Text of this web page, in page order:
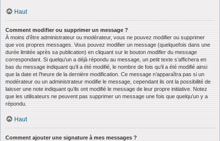
Haut
Comment modifier ou supprimer un message ?
À moins d’être administrateur ou modérateur, vous ne pouvez modifier ou supprimer
que vos propres messages. Vous pouvez modifier un message (quelquefois dans une
durée limitée après sa publication) en cliquant sur le bouton modifier du message
correspondant. Si quelqu’un a déjà répondu au message, un petit texte s’affichera en
bas du message indiquant qu’il a été modifié, le nombre de fois qu’il a été modifié ainsi
que la date et l’heure de la dernière modification. Ce message n’apparaîtra pas si un
modérateur ou un administrateur modifie le message, cependant ils ont la possibilité de
laisser une note indiquant qu’ils ont modifié le message de leur propre initiative. Notez
que les utilisateurs ne peuvent pas supprimer un message une fois que quelqu’un y a
répondu.
Haut
Comment ajouter une signature à mes messages ?